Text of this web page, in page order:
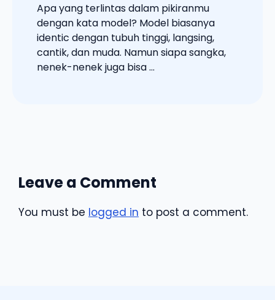
Apa yang terlintas dalam pikiranmu
dengan kata model? Model biasanya
identic dengan tubuh tinggi, langsing,
cantik, dan muda. Namun siapa sangka,
nenek-nenek juga bisa ...
Leave a Comment
You must be logged in to post a comment.